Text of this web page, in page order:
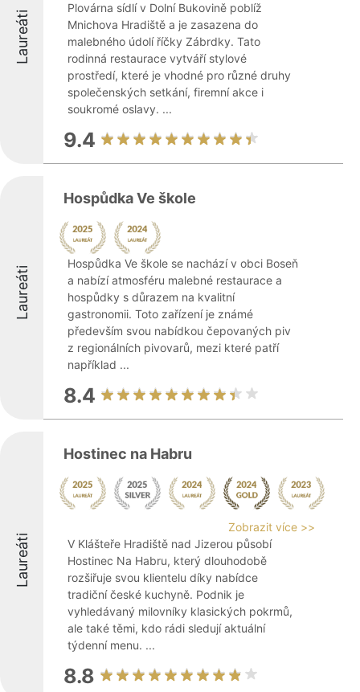
Laureáti
Plovárna sídlí v Dolní Bukovině poblíž
Mnichova Hradiště a je zasazena do
malebného údolí říčky Zábrdky. Tato
rodinná restaurace vytváří stylové
prostředí, které je vhodné pro různé druhy
společenských setkání, firemní akce i
soukromé oslavy. ...
9.4
Laureáti
Hospůdka Ve škole
Hospůdka Ve škole se nachází v obci Boseň
a nabízí atmosféru malebné restaurace a
hospůdky s důrazem na kvalitní
gastronomii. Toto zařízení je známé
především svou nabídkou čepovaných piv
z regionálních pivovarů, mezi které patří
například ...
8.4
Laureáti
Hostinec na Habru
Zobrazit více >>
V Klášteře Hradiště nad Jizerou působí
Hostinec Na Habru, který dlouhodobě
rozšiřuje svou klientelu díky nabídce
tradiční české kuchyně. Podnik je
vyhledávaný milovníky klasických pokrmů,
ale také těmi, kdo rádi sledují aktuální
týdenní menu. ...
8.8